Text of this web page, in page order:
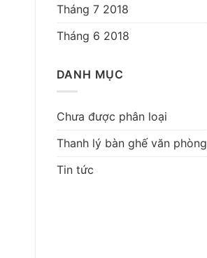
Tháng 7 2018
Tháng 6 2018
DANH MỤC
Chưa được phân loại
Thanh lý bàn ghế văn phòng
Tin tức